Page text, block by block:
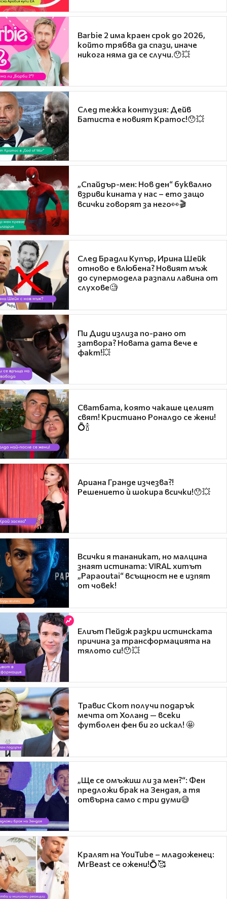
Barbie 2 има краен срок до 2026,
който трябва да спази, иначе
никога няма да се случи.😯💥
След тежка контузия: Дейв
Батиста е новият Кратос!😯💥
„Спайдър-мен: Нов ден“ буквално
взриви кината у нас – ето защо
всички говорят за него👀🎬
След Брадли Купър, Ирина Шейк
отново е влюбена? Новият мъж
до супермодела разпали лавина от
слухове🧐
Пи Диди излиза по-рано от
затвора? Новата дата вече е
факт!💥
Сватбата, която чакаше целият
свят! Кристиано Роналдо се жени!
💍🍾
Ариана Гранде изчезва?!
Решението ѝ шокира всички!😯💥
Всички я тананикат, но малцина
знаят истината: VIRAL хитът
„Papaoutai“ всъщност не е изпят
от човек!
Елиът Пейдж разкри истинската
причина за трансформацията на
тялото си!😯💥
Травис Скот получи подарък
мечта от Холанд — всеки
футболен фен би го искал! 🤩
„Ще се омъжиш ли за мен?“: Фен
предложи брак на Зендая, а тя
отвърна само с три думи😅
Кралят на YouTube – младоженец:
MrBeast се ожени!💍🥰